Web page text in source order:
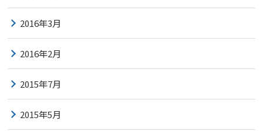
2016年3月
2016年2月
2015年7月
2015年5月